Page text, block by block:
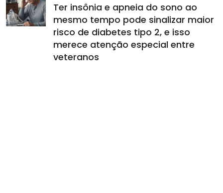
Ter insônia e apneia do sono ao
mesmo tempo pode sinalizar maior
risco de diabetes tipo 2, e isso
merece atenção especial entre
veteranos